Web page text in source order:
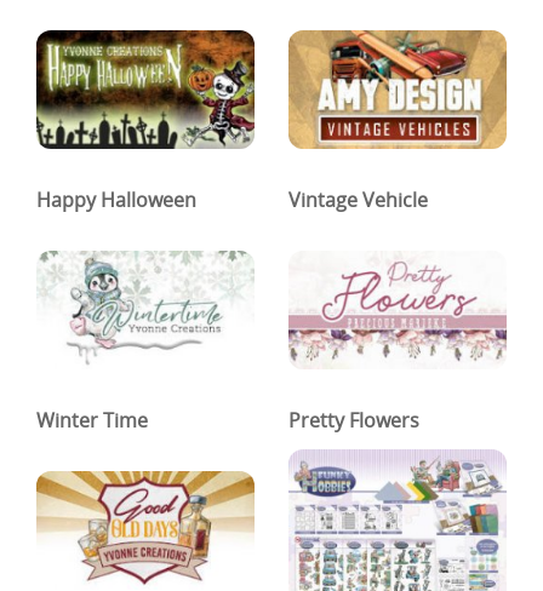
Happy Halloween Vintage Vehicle
Winter Time Pretty Flowers